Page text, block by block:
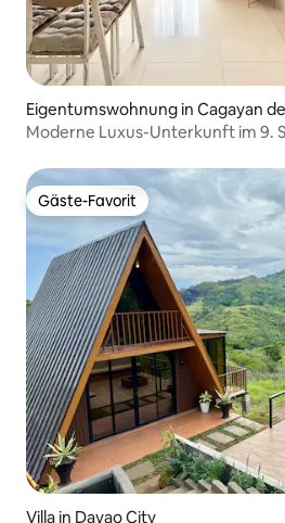
Eigentumswohnung in Cagayan
Moderne Luxus-Unterkunft im 9.
Gäste-Favorit
Gäste-Favorit
Villa in Davao City